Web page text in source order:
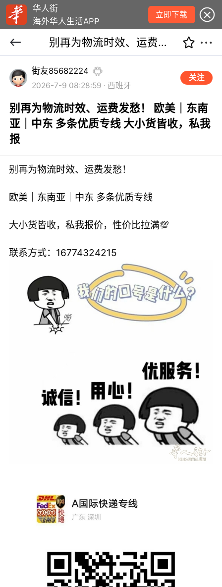
华人街
海外华人生活APP
立即下载
别再为物流时效、运费发愁！ 欧美｜东南亚｜中东 多条优质专线 大小货皆收，私我报
街友85682224
2026-7-9 08:28:59 · 西班牙
关注
别再为物流时效、运费发愁！ 欧美｜东南
亚｜中东 多条优质专线 大小货皆收，私我
报
别再为物流时效、运费发愁！
欧美｜东南亚｜中东 多条优质专线
大小货皆收，私我报价，性价比拉满💯
联系方式：16774324215